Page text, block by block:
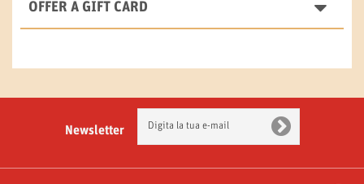
OFFER A GIFT CARD
Newsletter